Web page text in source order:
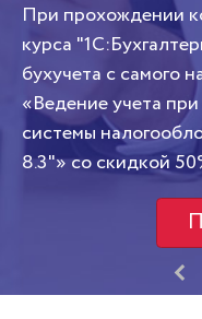
При прохождении
курса
бухучета с самого
«Ведение учета
системы
8.3"» со скидкой